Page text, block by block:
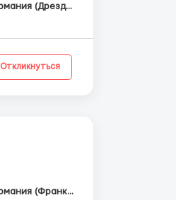
Германия (Дрезден)
Откликнуться
Германия (Франкфурт-на-Майне)